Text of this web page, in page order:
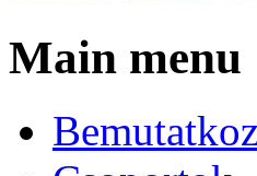
Main menu